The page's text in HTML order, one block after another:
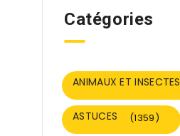
Catégories
ANIMAUX ET INSECTES
ASTUCES (1359)